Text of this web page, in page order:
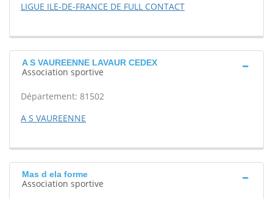
LIGUE ILE-DE-FRANCE DE FULL CONTACT
A S VAUREENNE LAVAUR CEDEX
Association sportive
Département: 81502
A S VAUREENNE
Mas d ela forme
Association sportive